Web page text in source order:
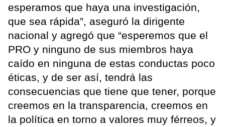
esperamos que haya una investigación,
que sea rápida”, aseguró la dirigente
nacional y agregó que “esperemos que el
PRO y ninguno de sus miembros haya
caído en ninguna de estas conductas poco
éticas, y de ser así, tendrá las
consecuencias que tiene que tener, porque
creemos en la transparencia, creemos en
la política en torno a valores muy férreos, y